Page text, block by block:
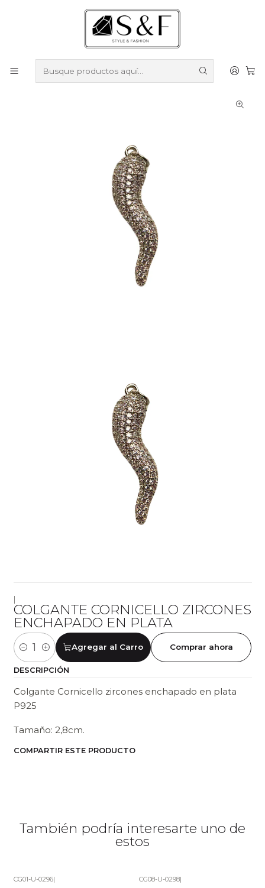
Compra sobre $50.000 en productos y obtén un 40% de
Despacho gratis por compras sobre $100.000
Inicio
Colgantes y medallas
Colgantes y medallas Enchapados en Plata
Colgante Cornicello zircones enchapado en plata
COLGANTE CORNICELLO ZIRCONES
ENCHAPADO EN PLATA
Cantidad
Agregar al Carro Comprar ahora
DESCRIPCIÓN
Colgante Cornicello zircones enchapado en plata
P925
Tamaño: 2,8cm.
COMPARTIR ESTE PRODUCTO
También podría interesarte uno de
estos
CG01-U-0296| CG08-U-0298|